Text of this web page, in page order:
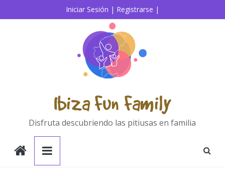
al
Iniciar Sesión | Registrarse |
Ibiza Fun Family
Disfruta descubriendo las pitiusas en familia